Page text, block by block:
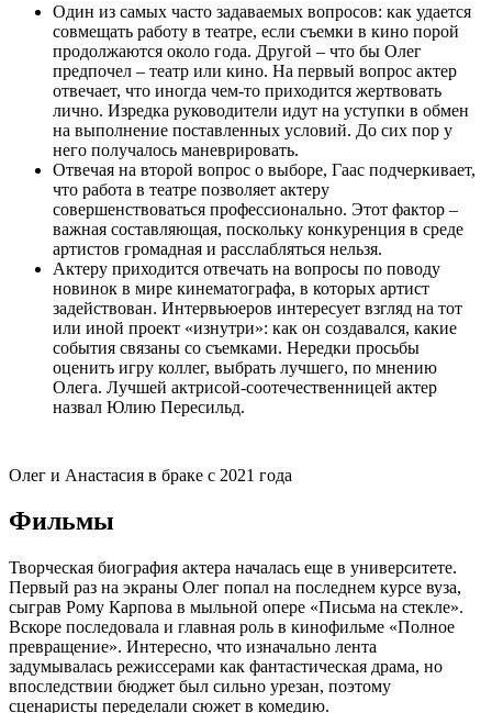
Один из самых часто задаваемых вопросов: как удается
совмещать работу в театре, если съемки в кино порой
продолжаются около года. Другой – что бы Олег
предпочел – театр или кино. На первый вопрос актер
отвечает, что иногда чем-то приходится жертвовать
лично. Изредка руководители идут на уступки в обмен
на выполнение поставленных условий. До сих пор у
него получалось маневрировать.
Отвечая на второй вопрос о выборе, Гаас подчеркивает,
что работа в театре позволяет актеру
совершенствоваться профессионально. Этот фактор –
важная составляющая, поскольку конкуренция в среде
артистов громадная и расслабляться нельзя.
Актеру приходится отвечать на вопросы по поводу
новинок в мире кинематографа, в которых артист
задействован. Интервьюеров интересует взгляд на тот
или иной проект «изнутри»: как он создавался, какие
события связаны со съемками. Нередки просьбы
оценить игру коллег, выбрать лучшего, по мнению
Олега. Лучшей актрисой-соотечественницей актер
назвал Юлию Пересильд.
Олег и Анастасия в браке с 2021 года
Фильмы
Творческая биография актера началась еще в университете.
Первый раз на экраны Олег попал на последнем курсе вуза,
сыграв Рому Карпова в мыльной опере «Письма на стекле».
Вскоре последовала и главная роль в кинофильме «Полное
превращение». Интересно, что изначально лента
задумывалась режиссерами как фантастическая драма, но
впоследствии бюджет был сильно урезан, поэтому
сценаристы переделали сюжет в комедию.